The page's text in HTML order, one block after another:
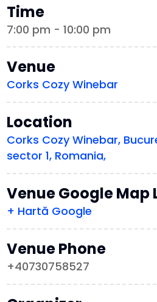
Time
7:00 pm - 10:00 pm
Venue
Corks Cozy Winebar
Location
Corks Cozy Winebar,
sector 1, Romania,
Venue Google Map
+ Hartă Google
Venue Phone
+40730758527